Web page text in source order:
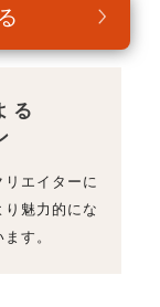
る
エイターに
魅力的にな
す。